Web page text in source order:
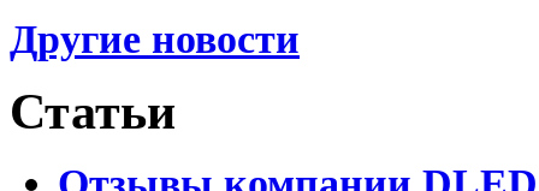
Другие новости
Статьи